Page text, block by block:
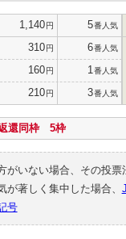
1,140円 5番人気
310円 6番人気
160円 1 番人気
210円 3番人気
還同枠 5枠
がいない場合、その投
著しく集中した場合、
号